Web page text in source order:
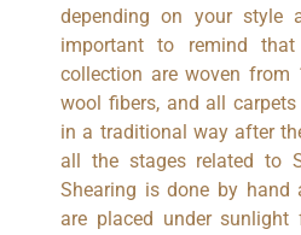
depending on your style
important to remind
collection are woven from
wool fibers, and all
in a traditional way after
all the stages related to
Shearing is done by hand
are placed under